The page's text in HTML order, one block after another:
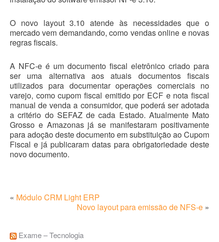
O novo layout 3.10 atende às necessidades que o
mercado vem demandando, como vendas online e novas
regras fiscais.
A NFC-e é um documento fiscal eletrônico criado para
ser uma alternativa aos atuais documentos fiscais
utilizados para documentar operações comerciais no
varejo, como cupom fiscal emitido por ECF e nota fiscal
manual de venda a consumidor, que poderá ser adotada
a critério do SEFAZ de cada Estado. Atualmente Mato
Grosso e Amazonas já se manifestaram positivamente
para adoção deste documento em substituição ao Cupom
Fiscal e já publicaram datas para obrigatoriedade deste
novo documento.
« Módulo CRM Light ERP
Novo layout para emissão de NFS-e »
Exame – Tecnologia